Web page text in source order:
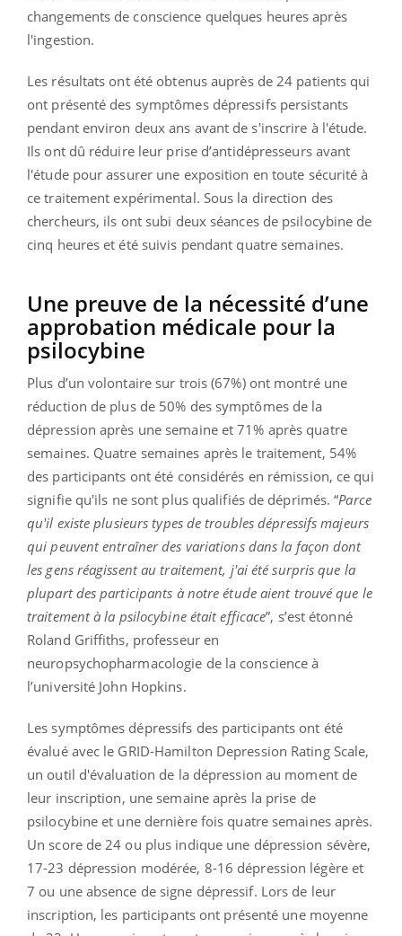
changements de conscience quelques heures après
l'ingestion.
Les résultats ont été obtenus auprès de 24 patients qui
ont présenté des symptômes dépressifs persistants
pendant environ deux ans avant de s'inscrire à l'étude.
Ils ont dû réduire leur prise d’antidépresseurs avant
l'étude pour assurer une exposition en toute sécurité à
ce traitement expérimental. Sous la direction des
chercheurs, ils ont subi deux séances de psilocybine de
cinq heures et été suivis pendant quatre semaines.
Une preuve de la nécessité d’une
approbation médicale pour la
psilocybine
Plus d’un volontaire sur trois (67%) ont montré une
réduction de plus de 50% des symptômes de la
dépression après une semaine et 71% après quatre
semaines. Quatre semaines après le traitement, 54%
des participants ont été considérés en rémission, ce qui
signifie qu'ils ne sont plus qualifiés de déprimés. “Parce
qu'il existe plusieurs types de troubles dépressifs majeurs
qui peuvent entraîner des variations dans la façon dont
les gens réagissent au traitement, j'ai été surpris que la
plupart des participants à notre étude aient trouvé que le
traitement à la psilocybine était efficace”, s’est étonné
Roland Griffiths, professeur en
neuropsychopharmacologie de la conscience à
l’université John Hopkins.
Les symptômes dépressifs des participants ont été
évalué avec le GRID-Hamilton Depression Rating Scale,
un outil d'évaluation de la dépression au moment de
leur inscription, une semaine après la prise de
psilocybine et une dernière fois quatre semaines après.
Un score de 24 ou plus indique une dépression sévère,
17-23 dépression modérée, 8-16 dépression légère et
7 ou une absence de signe dépressif. Lors de leur
inscription, les participants ont présenté une moyenne